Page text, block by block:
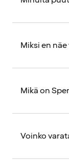
Miksi en
Mikä on
Voinko